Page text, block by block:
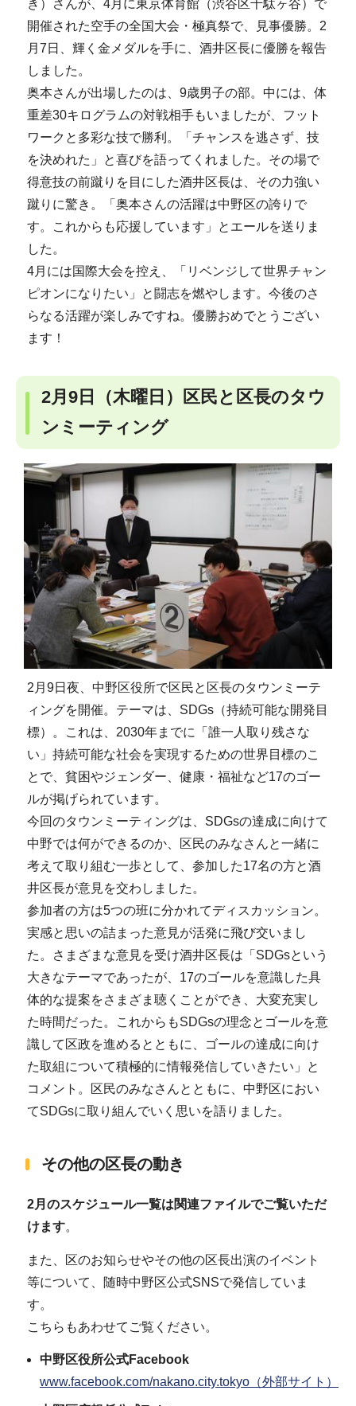
き）さんが、4月に東京体育館（渋谷区千駄ヶ谷）で
開催された空手の全国大会・極真祭で、見事優勝。2
月7日、輝く金メダルを手に、酒井区長に優勝を報告
しました。
奥本さんが出場したのは、9歳男子の部。中には、体
重差30キログラムの対戦相手もいましたが、フット
ワークと多彩な技で勝利。「チャンスを逃さず、技
を決めれた」と喜びを語ってくれました。その場で
得意技の前蹴りを目にした酒井区長は、その力強い
蹴りに驚き。「奥本さんの活躍は中野区の誇りで
す。これからも応援しています」とエールを送りま
した。
4月には国際大会を控え、「リベンジして世界チャン
ピオンになりたい」と闘志を燃やします。今後のさ
らなる活躍が楽しみですね。優勝おめでとうござい
ます！
2月9日（木曜日）区民と区長のタウ
ンミーティング
2月9日夜、中野区役所で区民と区長のタウンミーテ
ィングを開催。テーマは、SDGs（持続可能な開発目
標）。これは、2030年までに「誰一人取り残さな
い」持続可能な社会を実現するための世界目標のこ
とで、貧困やジェンダー、健康・福祉など17のゴー
ルが掲げられています。
今回のタウンミーティングは、SDGsの達成に向けて
中野では何ができるのか、区民のみなさんと一緒に
考えて取り組む一歩として、参加した17名の方と酒
井区長が意見を交わしました。
参加者の方は5つの班に分かれてディスカッション。
実感と思いの詰まった意見が活発に飛び交いまし
た。さまざまな意見を受け酒井区長は「SDGsという
大きなテーマであったが、17のゴールを意識した具
体的な提案をさまざま聴くことができ、大変充実し
た時間だった。これからもSDGsの理念とゴールを意
識して区政を進めるとともに、ゴールの達成に向け
た取組について積極的に情報発信していきたい」と
コメント。区民のみなさんとともに、中野区におい
てSDGsに取り組んでいく思いを語りました。
その他の区長の動き
2月のスケジュール一覧は関連ファイルでご覧いただ
けます。
また、区のお知らせやその他の区長出演のイベント
等について、随時中野区公式SNSで発信していま
す。
こちらもあわせてご覧ください。
中野区役所公式Facebook
www.facebook.com/nakano.city.tokyo（外部サイト）